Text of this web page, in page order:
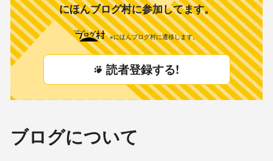
にほんブログ村に参加してます。
※にほんブログ村に遷移します。
読者登録する!
ブログについて